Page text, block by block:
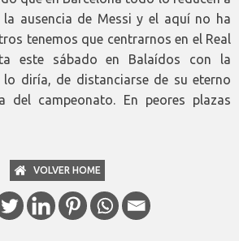
ausencia de Messi y el aquí no ha
tenemos que centrarnos en el Real
este sábado en Balaídos con la
diría, de distanciarse de su eterno
del campeonato. En peores plazas
VOLVER HOME